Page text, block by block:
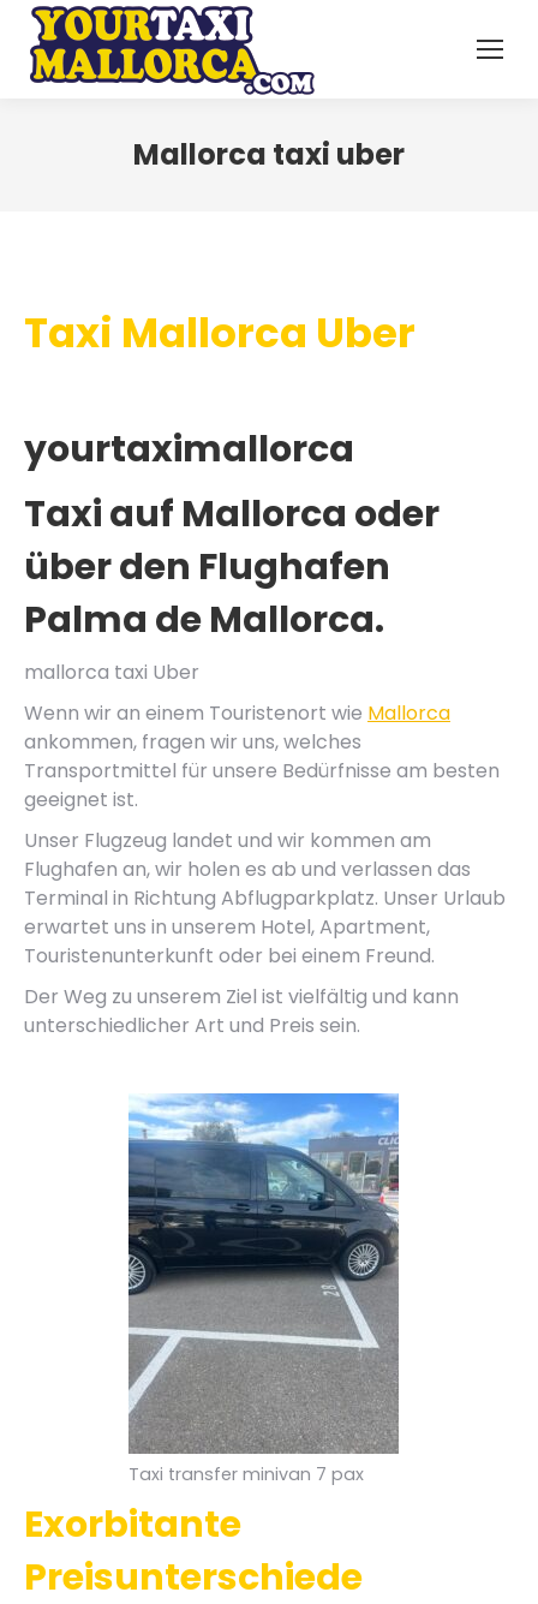
Mallorca taxi uber
Taxi Mallorca Uber
yourtaximallorca
Taxi auf Mallorca oder
über den Flughafen
Palma de Mallorca.
mallorca taxi Uber
Wenn wir an einem Touristenort wie Mallorca
ankommen, fragen wir uns, welches
Transportmittel für unsere Bedürfnisse am besten
geeignet ist.
Unser Flugzeug landet und wir kommen am
Flughafen an, wir holen es ab und verlassen das
Terminal in Richtung Abflugparkplatz. Unser Urlaub
erwartet uns in unserem Hotel, Apartment,
Touristenunterkunft oder bei einem Freund.
Der Weg zu unserem Ziel ist vielfältig und kann
unterschiedlicher Art und Preis sein.
Taxi transfer minivan 7 pax
Exorbitante
Preisunterschiede